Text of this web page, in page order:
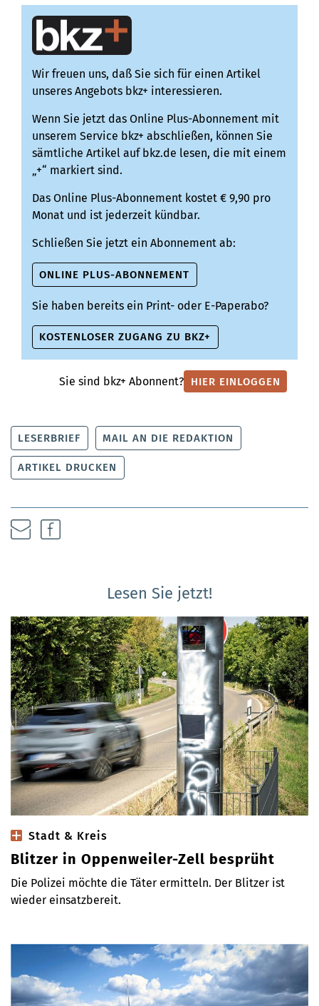
Wir freuen uns, daß Sie sich für einen Artikel
unseres Angebots bkz+ interessieren.
Wenn Sie jetzt das Online Plus-Abonnement mit
unserem Service bkz+ abschließen, können Sie
sämtliche Artikel auf bkz.de lesen, die mit einem
„+“ markiert sind.
Das Online Plus-Abonnement kostet € 9,90 pro
Monat und ist jederzeit kündbar.
Schließen Sie jetzt ein Abonnement ab:
ONLINE PLUS-ABONNEMENT
Sie haben bereits ein Print- oder E-Paperabo?
KOSTENLOSER ZUGANG ZU BKZ+
Sie sind bkz+ Abonnent? HIER EINLOGGEN
LESERBRIEF MAIL AN DIE REDAKTION
ARTIKEL DRUCKEN
Lesen Sie jetzt!
Stadt & Kreis
Blitzer in Oppenweiler-Zell besprüht
Die Polizei möchte die Täter ermitteln. Der Blitzer ist
wieder einsatzbereit.